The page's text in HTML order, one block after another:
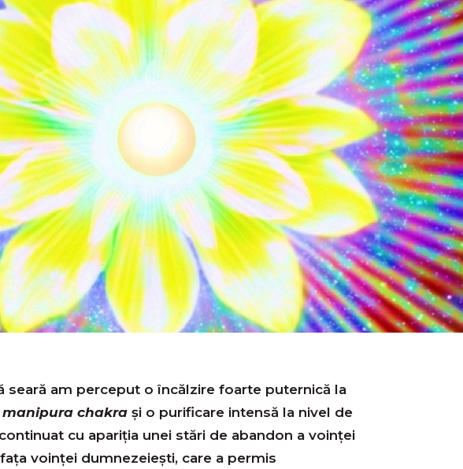
seară am perceput o încălzire foarte puternică la
manipura chakraşi o purificare intensă la nivel de
cu apariția unei stări de abandon a voinței
voinței dumnezeiești, care a permis